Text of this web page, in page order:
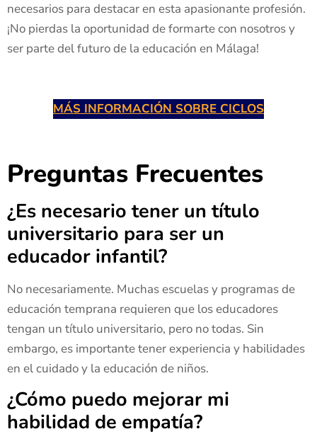
necesarios para destacar en esta apasionante profesión.
¡No pierdas la oportunidad de formarte con nosotros y
ser parte del futuro de la educación en Málaga!
MÁS INFORMACIÓN SOBRE CICLOS
Preguntas Frecuentes
¿Es necesario tener un título
universitario para ser un
educador infantil?
No necesariamente. Muchas escuelas y programas de
educación temprana requieren que los educadores
tengan un título universitario, pero no todas. Sin
embargo, es importante tener experiencia y habilidades
en el cuidado y la educación de niños.
¿Cómo puedo mejorar mi
habilidad de empatía?